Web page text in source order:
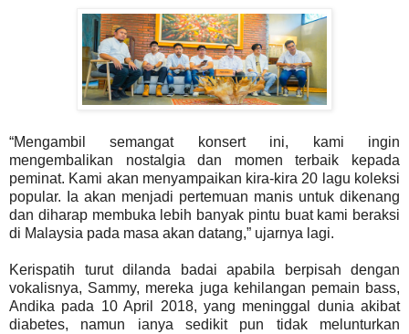
“Mengambil semangat konsert ini, kami ingin
mengembalikan nostalgia dan momen terbaik kepada
peminat. Kami akan menyampaikan kira-kira 20 lagu koleksi
popular. Ia akan menjadi pertemuan manis untuk dikenang
dan diharap membuka lebih banyak pintu buat kami beraksi
di Malaysia pada masa akan datang,” ujarnya lagi.
Kerispatih turut dilanda badai apabila berpisah dengan
vokalisnya, Sammy, mereka juga kehilangan pemain bass,
Andika pada 10 April 2018, yang meninggal dunia akibat
diabetes, namun ianya sedikit pun tidak melunturkan